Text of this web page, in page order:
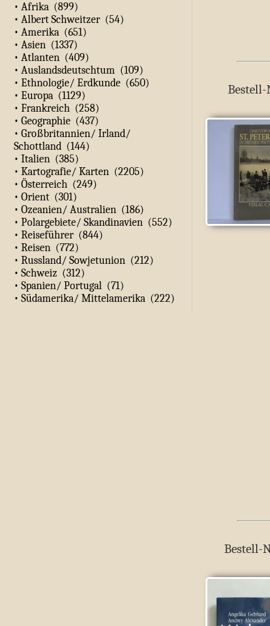
• Afrika (899)
• Albert Schweitzer (54)
• Amerika (651)
• Asien (1337)
• Atlanten (409)
• Auslandsdeutschtum (109)
• Ethnologie/ Erdkunde (650)
• Europa (1129)
• Frankreich (258)
• Geographie (437)
• Großbritannien/ Irland/
Schottland (144)
• Italien (385)
• Kartografie/ Karten (2205)
• Österreich (249)
• Orient (301)
• Ozeanien/ Australien (186)
• Polargebiete/ Skandinavien (552)
• Reiseführer (844)
• Reisen (772)
• Russland/ Sowjetunion (212)
• Schweiz (312)
• Spanien/ Portugal (71)
• Südamerika/ Mittelamerika (222)
Bestell-
Bestell-